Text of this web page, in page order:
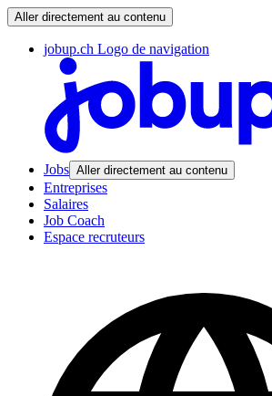
Aller directement au contenu
jobup.ch Logo de navigation
Jobs Aller directement au contenu
Entreprises
Salaires
Job Coach
Espace recruteurs